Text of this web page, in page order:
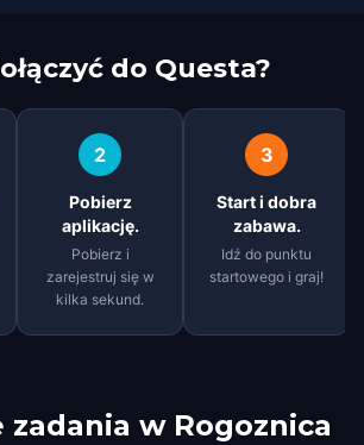
do Questa?
2
Pobierz
aplikację.
Pobierz i
zarejestruj się w
kilka sekund.
3
Start i dobra
zabawa.
Idź do punktu
startowego i graj!
zadania w Rogoznica